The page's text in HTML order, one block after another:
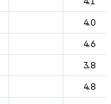
4.0
4.6
3.8
4.8